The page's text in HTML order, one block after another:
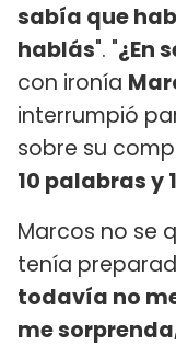
sabía que
hablás". "¿En
con ironía
interrumpió
sobre su
10 palabras y
Marcos no se
tenía
todavía no
me